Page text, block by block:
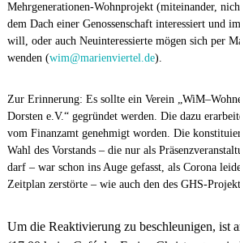
Mehrgenerationen-Wohnprojekt (miteinander,
dem Dach einer Genossenschaft interessiert und
will, oder auch Neuinteressierte mögen sich per
wenden (wim@marienviertel.de).
Zur Erinnerung: Es sollte ein Verein
Dorsten e.V.“ gegründet werden. Die dazu
vom Finanzamt genehmigt worden. Die
Wahl des Vorstands – die nur als
darf – war schon ins Auge gefasst, als Corona
Zeitplan zerstörte – wie auch den des GHS-
Um die Reaktivierung zu beschleunigen, ist